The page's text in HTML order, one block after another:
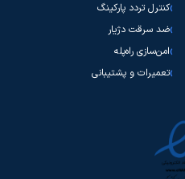
کنترل تردد پارکینگ
ضد سرقت دژیار
امن‌سازی راه‌پله
تعمیرات و پشتیبانی